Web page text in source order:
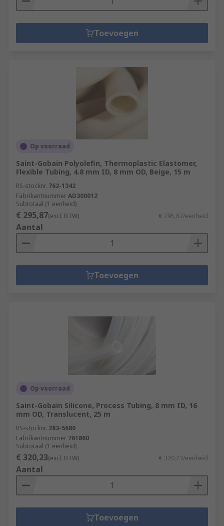
Toevoegen
Op voorraad
Saint-Gobain Polyolefin, Thermoplastic Elastomer,
Flexible Tubing, 4.8 mm ID, 8 mm OD, Beige, 15 m
RS-stocknr. 762-1342
FabrikantnummerAD300012
Subtotaal (1 eenheid)
€ 295,87(excl. BTW) € 295,87/eenheid
Aantal
Toevoegen
Op voorraad
Saint-Gobain Silicone, Process Tubing, 8 mm ID, 16
mm OD, Translucent, 25 m
RS-stocknr. 283-5680
Fabrikantnummer 761860
Subtotaal (1 eenheid)
€ 320,23(excl. BTW) € 320,23/eenheid
Aantal
Toevoegen